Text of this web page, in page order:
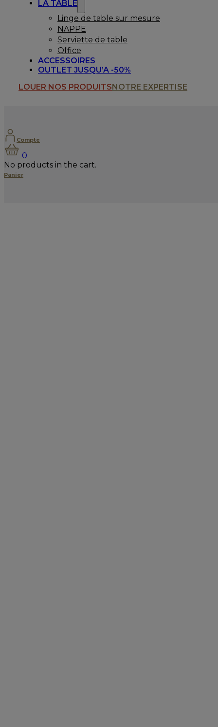
LA TABLE
Linge de table sur mesure
NAPPE
Serviette de table
Office
ACCESSOIRES
OUTLET JUSQU’A -50%
LOUER NOS PRODUITSNOTRE EXPERTISE
Compte
0
No products in the cart.
Panier